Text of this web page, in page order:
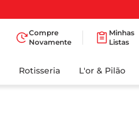
Compre
Novamente
Minhas
Listas
Rotisseria L'or & Pilão
BUSCADOS